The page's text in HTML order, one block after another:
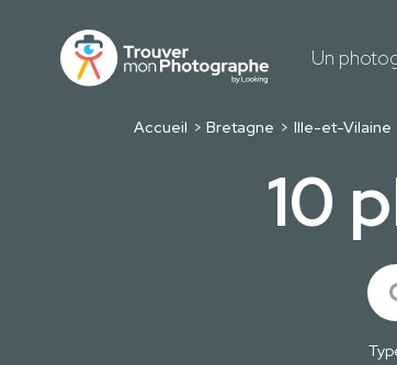
Un
Accueil Bretagne Ille-et-Vilaine
10